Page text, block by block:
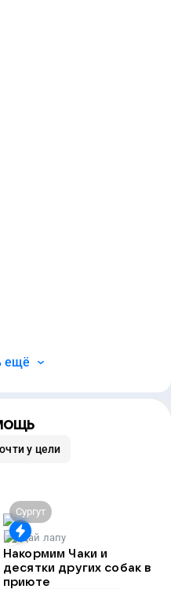
ещё
у цели
Сургут
Дай лапу
Накормим Чаки и
десятки других собак в
приюте